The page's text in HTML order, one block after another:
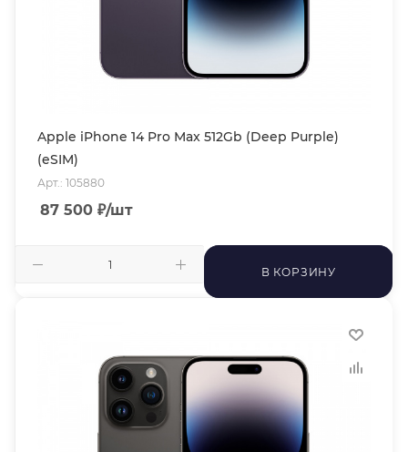
Apple iPhone 14 Pro Max 512Gb (Deep Purple)
(eSIM)
Арт.: 105880
87 500 ₽/шт
В КОРЗИНУ